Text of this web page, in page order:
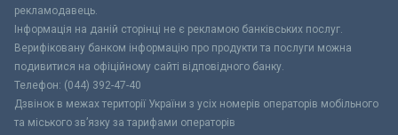
рекламодавець.
Інформація на даній сторінці не є рекламою банківських послуг.
Верифіковану банком інформацію про продукти та послуги можна
подивитися на офіційному сайті відповідного банку.
Телефон: (044) 392-47-40
Дзвінок в межах території України з усіх номерів операторів мобільного
та міського зв’язку за тарифами операторів